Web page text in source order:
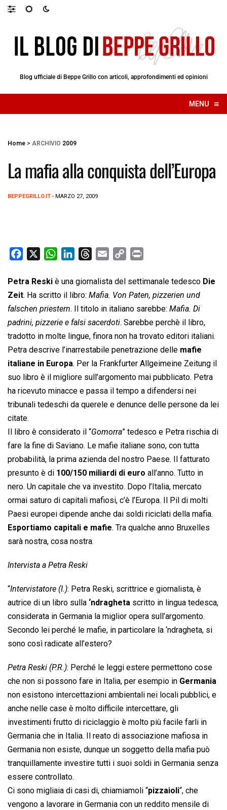
Blog ufficiale di Beppe Grillo con articoli, approfondimenti ed opinioni
MENU ≡
☰
Home > ARCHIVIO 2009
La mafia alla conquista dell’Europa
BEPPEGRILLO.IT - MARZO 27, 2009
c
e
b
o
o
k
W
a
t
s
A
p
p
n
k
e
d
I
n
r
e
a
d
s
a
l
p
y
L
i
n
k
i
n
t
Petra Reski è una giornalista del settimanale tedesco Die
Zeit. Ha scritto il libro:  Mafia. Von Paten, pizzerien und
falschen priestern. Il titolo in italiano sarebbe:  Mafia. Di
padrini, pizzerie e falsi sacerdoti. Sarebbe perchè il libro,
tradotto in molte lingue, finora non ha trovato editori italiani.
Petra descrive l’inarrestabile penetrazione delle mafie
italiane in Europa. Per la Frankfurter Allgeimeine Zeitung il
suo libro è il migliore sull’argomento mai pubblicato. Petra
ha ricevuto minacce e passa il tempo a difendersi nei
tribunali tedeschi da querele e denunce delle persone da lei
citate.
Il libro è considerato il “Gomorra” tedesco e Petra rischia di
fare la fine di Saviano. Le mafie italiane sono, con tutta
probabilità, la prima azienda del nostro Paese. Il fatturato
presunto è di 100/150 miliardi di euro all’anno. Tutto in
nero. Un capitale che va investito. Dopo l’Italia, mercato
ormai saturo di capitali mafiosi, c’è l’Europa. Il Pil di molti
Paesi europei dipende anche dai soldi riciclati della mafia.
Esportiamo capitali e mafie. Tra qualche anno Bruxelles
sarà nostra, cosa nostra.
Intervista a Petra Reski
“Intervistatore (I.): Petra Reski, scrittrice e giornalista, è
autrice di un libro sulla ‘ndragheta scritto in lingua tedesca,
considerata in Germania la miglior opera sull’argomento.
Secondo lei perché le mafie, in particolare la ‘ndragheta, si
sono così radicate all’estero?
Petra Reski (P.R.): Perché le leggi estere permettono cose
che non si possono fare in Italia, per esempio in Germania
non esistono intercettazioni ambientali nei locali pubblici, e
anche nelle case è molto difficile intercettare, gli
investimenti frutto di riciclaggio è molto più facile farli in
Germania che in Italia. Il reato di associazione mafiosa in
Germania non esiste, dunque un soggetto della mafia può
tranquillamente investire tutti i suoi soldi in Germania senza
essere controllato.
Ci sono migliaia di casi di, chiamiamoli “pizzaioli“, che
vengono a lavorare in Germania con un reddito mensile di